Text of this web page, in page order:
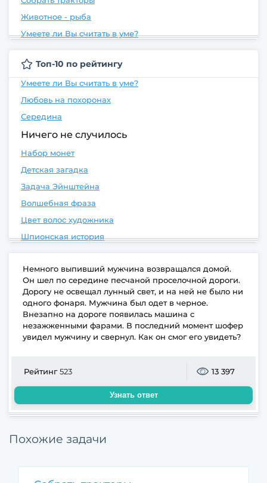
Животное - рыба
Умеете ли Вы считать в уме?
Топ-10 по рейтингу
Умеете ли Вы считать в уме?
Любовь на похоронах
Середина
Ничего не случилось
Набор монет
Детская загадка
Задача Эйнштейна
Волшебная фраза
Цвет волос художника
Шпионская история
Немного выпивший мужчина возвращался домой.
Он шел по середине песчаной проселочной дороги.
Дорогу не освещал лунный свет, и на ней не было ни
одного фонаря. Мужчина был одет в черное.
Внезапно на дороге появилась машина с
незажженными фарами. В последний момент шофер
увидел мужчину и свернул. Как он смог его увидеть?
Рейтинг523 13 397
Узнать ответ
Похожие задачи